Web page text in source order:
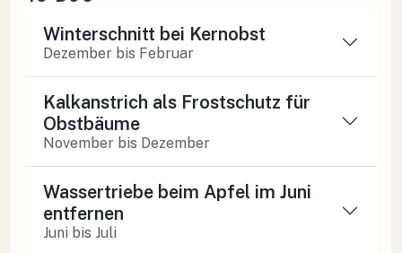
Winterschnitt bei Kernobst
Dezember bis Februar
Kalkanstrich als Frostschutz für
Obstbäume
November bis Dezember
Wassertriebe beim Apfel im Juni
entfernen
Juni bis Juli